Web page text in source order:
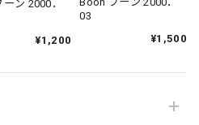
ン 2000．
¥1,200
03
¥1,500